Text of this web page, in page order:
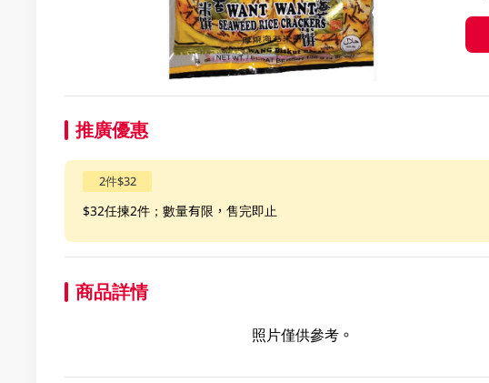
推廣優惠
2件$32
$32任揀2件；數量有限，售完即止
商品詳情
照片僅供參考。